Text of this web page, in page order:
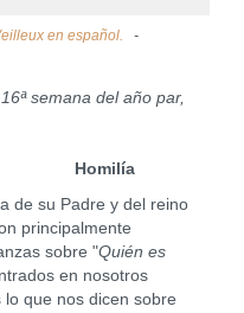
en español.
semana del año par,
de su Padre y del reino
principalmente
sobre "Quién es
en nosotros
que nos dicen sobre